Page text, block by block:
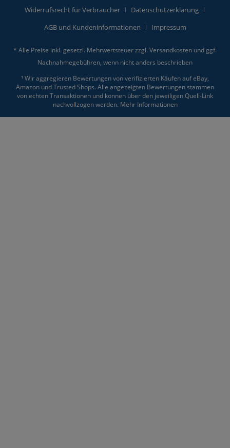
Widerrufsrecht für Verbraucher
Datenschutzerklärung
AGB und Kundeninformationen
Impressum
* Alle Preise inkl. gesetzl. Mehrwertsteuer zzgl. Versandkosten und ggf.
Nachnahmegebühren, wenn nicht anders beschrieben
¹ Wir aggregieren Bewertungen von verifizierten Käufen auf eBay,
Amazon und Trusted Shops. Alle angezeigten Bewertungen stammen
von echten Transaktionen und können über den jeweiligen Quell-Link
nachvollzogen werden. Mehr Informationen